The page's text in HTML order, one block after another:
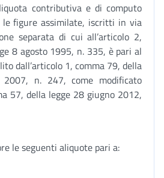
contributiva e di computo
figure assimilate, iscritti in via
separata di cui all’articolo 2,
8 agosto 1995, n. 335, è pari al
dall’articolo 1, comma 79, della
2007, n. 247, come modificato
57, della legge 28 giugno 2012,
le seguenti aliquote pari a: